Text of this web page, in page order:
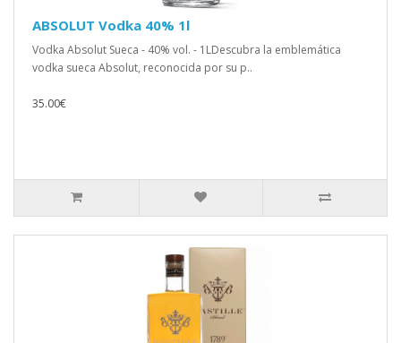
ABSOLUT Vodka 40% 1l
Vodka Absolut Sueca - 40% vol. - 1LDescubra la emblemática
vodka sueca Absolut, reconocida por su p..
35.00€